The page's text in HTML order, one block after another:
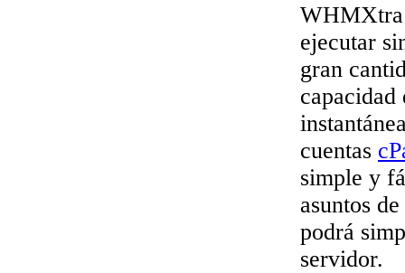
WHMXtra
ejecutar
gran
cuentas
simple y
asuntos
podrá
servidor.